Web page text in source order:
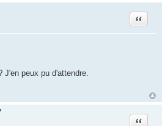
Citer
J'en peux pu d'attendre.
Citer